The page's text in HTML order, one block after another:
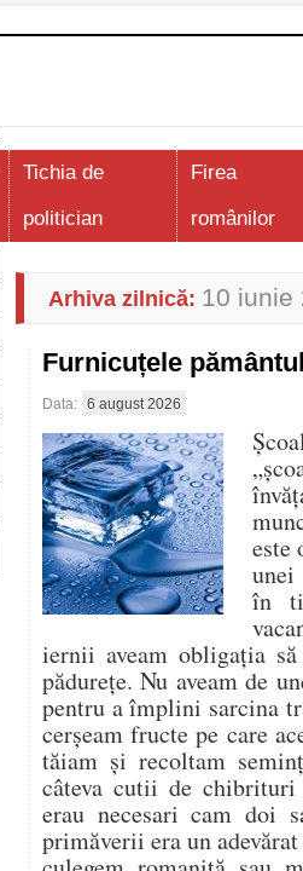
Tichia de
politician
Firea
românilor
Arhiva zilnică: 10 iunie
Furnicuțele
Data: 6 august 2026
este
unei
în
iernii aveam obligația
pădurețe. Nu aveam de
pentru a împlini sarcina
cerșeam fructe pe care
tăiam și recoltam
câteva cutii de chibrituri
erau necesari cam doi
primăverii era un